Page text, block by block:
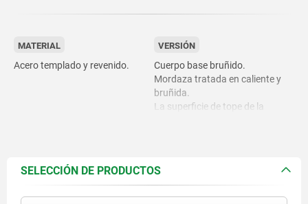
MATERIAL
Acero templado y revenido.
VERSIÓN
Cuerpo base bruñido.
Mordaza tratada en caliente y
bruñida.
La superficie de tope de la
SELECCIÓN DE PRODUCTOS